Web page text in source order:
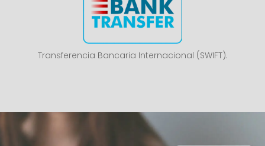
Transferencia Bancaria Internacional (SWIFT).